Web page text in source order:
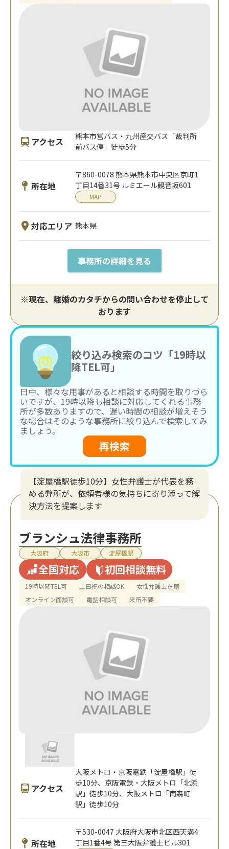
アクセス
熊本市営バス・九州産交バス「裁判所
前バス停」徒歩5分
所在地
〒860-0078 熊本県熊本市中央区京町1
丁目14番31号 ルミエール観音坂601
MAP
対応エリア 熊本県
事務所の詳細を見る
※現在、離婚のカタチからの問い合わせを停止して
おります
絞り込み検索のコツ「19時以
降TEL可」
日中、様々な用事があると相談する時間を取りづら
いですが、19時以降も相談に対応してくれる事務
所が多数ありますので、遅い時間の相談が増えそう
な場合はそのような事務所に絞り込んで検索してみ
ましょう。
再検索
【淀屋橋駅徒歩10分】女性弁護士が代表を務
める弊所が、依頼者様の気持ちに寄り添って解
決方法を提案します
ブランシュ法律事務所
大阪府 大阪市 淀屋橋駅
全国対応 初回相談無料
19時以降TEL可 土日祝の相談OK
女性弁護士在籍
オンライン面談可
電話相談可 来所不要
アクセス
大阪メトロ・京阪電鉄「淀屋橋駅」徒
歩10分、京阪電鉄・大阪メトロ「北浜
駅」徒歩10分、大阪メトロ「南森町
駅」徒歩10分
所在地
〒530-0047 大阪府大阪市北区西天満4
丁目1番4号 第三大阪弁護士ビル301